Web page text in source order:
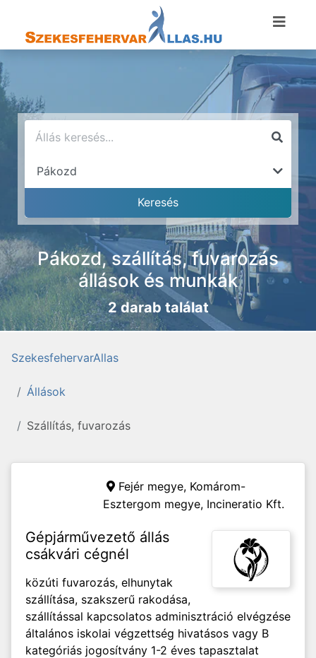
Pákozd, szállítás, fuvarozás
állások és munkák
2 darab találat
SzekesfehervarAllas
Állások
Szállítás, fuvarozás
Fejér megye, Komárom-
Esztergom megye, Incineratio Kft.
Gépjárművezető állás
csákvári cégnél
közúti fuvarozás, elhunytak
szállítása, szakszerű rakodása,
szállítással kapcsolatos adminisztráció elvégzése
általános iskolai végzettség hivatásos vagy B
kategóriás jogosítvány 1-2 éves tapasztalat